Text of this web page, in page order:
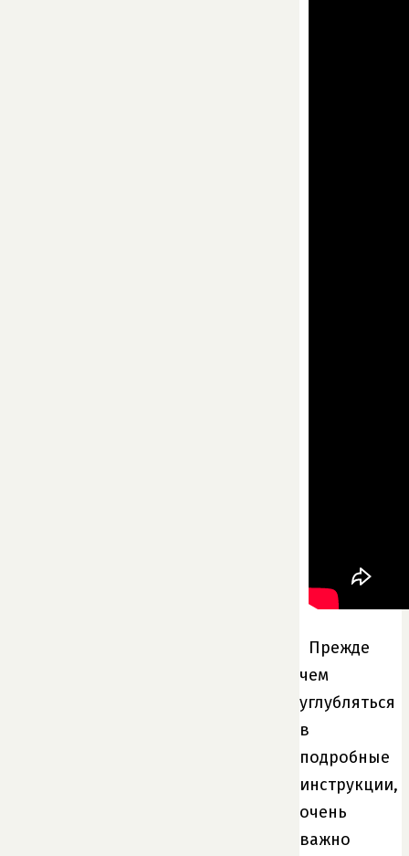
Прежде
чем
углубляться
в
подробные
инструкции,
очень
важно